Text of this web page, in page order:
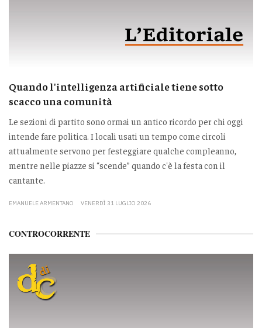
Quando l'intelligenza artificiale tiene sotto
scacco una comunità
Le sezioni di partito sono ormai un antico ricordo per chi oggi
intende fare politica. I locali usati un tempo come circoli
attualmente servono per festeggiare qualche compleanno,
mentre nelle piazze si “scende” quando c'è la festa con il
cantante.
EMANUELE ARMENTANO VENERDÌ 31 LUGLIO 2026
CONTROCORRENTE